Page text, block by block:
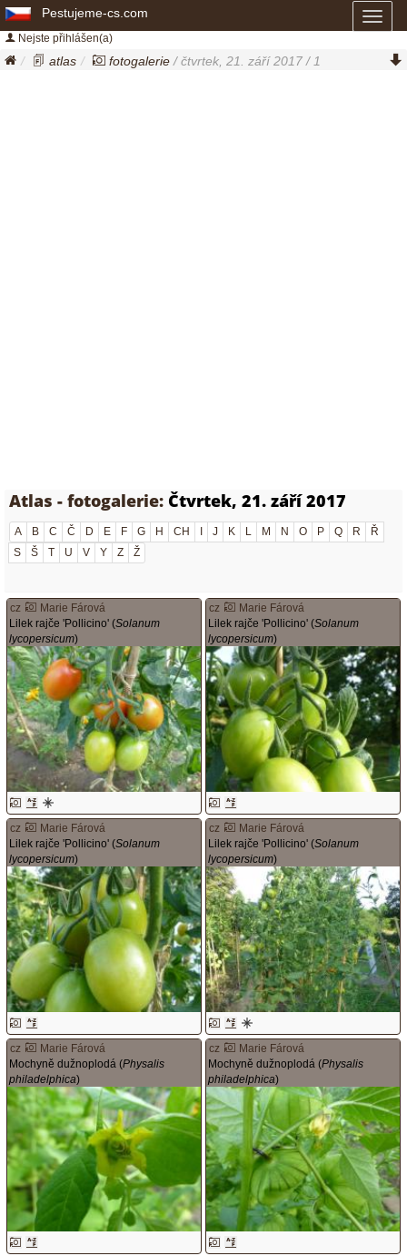
Pestujeme-cs.com
Nejste přihlášen(a)
atlas fotogalerie / čtvrtek, 21. září 2017 / 1
Atlas - fotogalerie: Čtvrtek, 21. září 2017
A B C Č D E F G H CH J K L M N O P Q R
Ř
S
Š T U V Y Z Ž
cz
Marie Fárová
Lilek rajče 'Pollicino' (Solanum
lycopersicum)
cz
Marie Fárová
Lilek rajče 'Pollicino' (Solanum
lycopersicum)
cz
Marie Fárová
Lilek rajče 'Pollicino' (Solanum
lycopersicum)
cz
Marie Fárová
Lilek rajče 'Pollicino' (Solanum
lycopersicum)
cz
Marie Fárová
Mochyně dužnoplodá (Physalis
philadelphica)
cz
Marie Fárová
Mochyně dužnoplodá (Physalis
philadelphica)